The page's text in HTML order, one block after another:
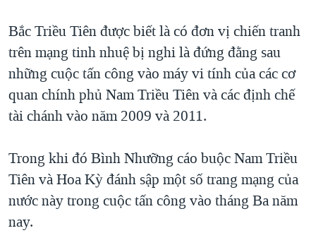
Bắc Triều Tiên được biết là có đơn vị chiến tranh
trên mạng tinh nhuệ bị nghi là đứng đằng sau
những cuộc tấn công vào máy vi tính của các cơ
quan chính phủ Nam Triều Tiên và các định chế
tài chánh vào năm 2009 và 2011.
Trong khi đó Bình Nhưỡng cáo buộc Nam Triều
Tiên và Hoa Kỳ đánh sập một số trang mạng của
nước này trong cuộc tấn công vào tháng Ba năm
nay.